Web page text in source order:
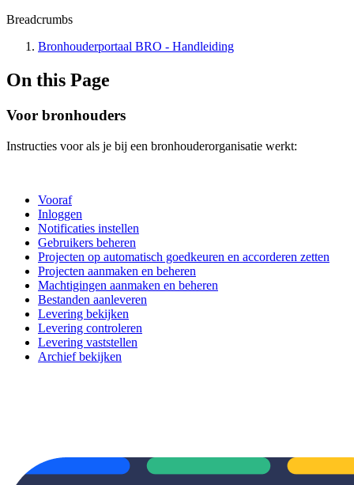
Breadcrumbs
Bronhouderportaal BRO - Handleiding
On this Page
Voor bronhouders
Instructies voor als je bij een bronhouderorganisatie werkt:
Vooraf
Inloggen
Notificaties instellen
Gebruikers beheren
Projecten op automatisch goedkeuren en accorderen zetten
Projecten aanmaken en beheren
Machtigingen aanmaken en beheren
Bestanden aanleveren
Levering bekijken
Levering controleren
Levering vaststellen
Archief bekijken